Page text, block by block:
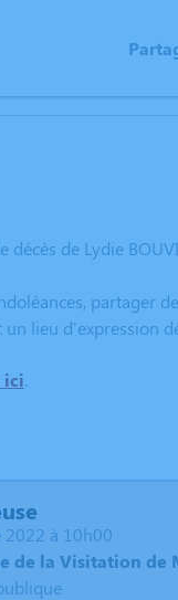
décès de Lydie
partager
lieu d'expression
ici.
2022 à 10h00
de la Visitation de